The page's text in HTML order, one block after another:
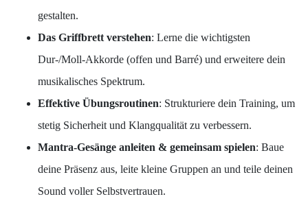
gestalten.
Das Griffbrett verstehen: Lerne die wichtigsten
Dur-/Moll-Akkorde (offen und Barré) und erweitere dein
musikalisches Spektrum.
Effektive Übungsroutinen: Strukturiere dein Training, um
stetig Sicherheit und Klangqualität zu verbessern.
Mantra-Gesänge anleiten & gemeinsam spielen: Baue
deine Präsenz aus, leite kleine Gruppen an und teile deinen
Sound voller Selbstvertrauen.